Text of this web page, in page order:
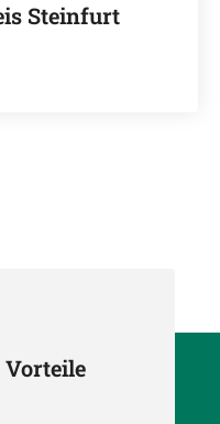
Steinfurt